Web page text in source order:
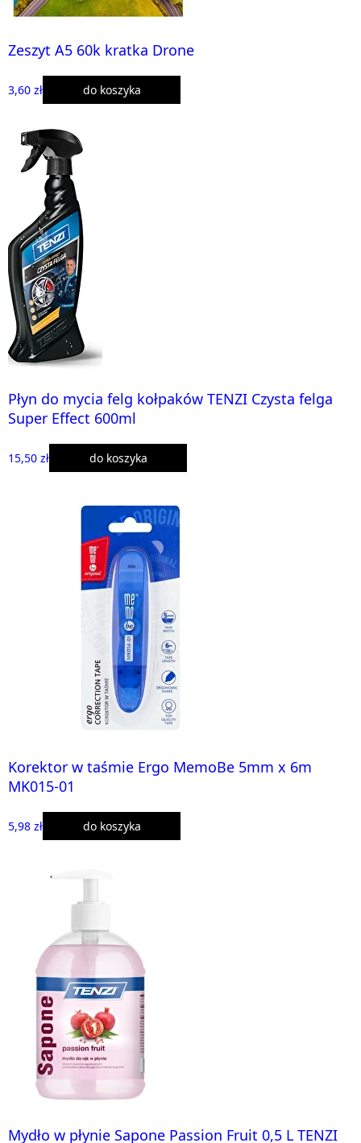
Zeszyt A5 60k kratka Drone
3,60 zł do koszyka
Płyn do mycia felg kołpaków TENZI Czysta felga
Super Effect 600ml
15,50 zł do koszyka
Korektor w taśmie Ergo MemoBe 5mm x 6m
MK015-01
5,98 zł do koszyka
Mydło w płynie Sapone Passion Fruit 0,5 L TENZI